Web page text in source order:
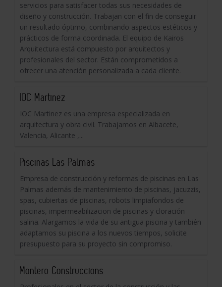
servicios para satisfacer todas sus necesidades de
diseño y construcción. Trabajan con el fin de conseguir
un resultado óptimo, combinando aspectos estéticos y
prácticos de forma coordinada. El equipo de Kairos
Arquitectura está compuesto por arquitectos y
profesionales del sector. Están comprometidos a
ofrecer una atención personalizada a cada cliente.
IOC Martinez
IOC Martinez es una empresa especializada en
arquitectura y obra civil. Trabajamos en Albacete,
Valencia, Alicante ,...
Piscinas Las Palmas
Empresa de construcción y reformas de piscinas en Las
Palmas además de mantenimiento de piscinas, jacuzzis,
spas, cubiertas de piscinas, robots limpiafondos de
piscinas, impermeabilizacion de piscinas y cloración
salina. Alargamos la vida de su antigua piscina y también
adaptamos su piscina a los nuevos tiempos, solicite
presupuesto para su proyecto sin compromiso.
Montero Construccions